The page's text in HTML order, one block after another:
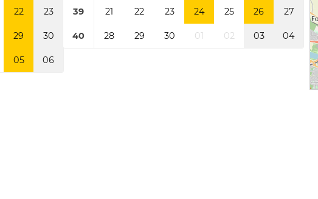
22 23
29 30
05 06
39 21 22 23 24 25 26 27
40 28 29 30 01 02 03 04